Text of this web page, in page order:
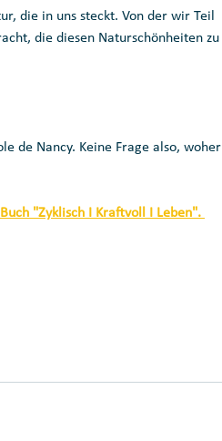
die in uns steckt. Von der wir Teil
die diesen Naturschönheiten zu
de Nancy. Keine Frage also, woher
Buch "Zyklisch I Kraftvoll I Leben".